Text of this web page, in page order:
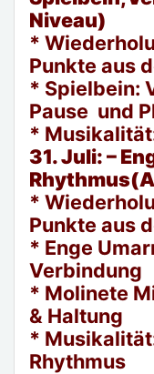
Niveau)
*
Punkte aus
* Spielbein:
Pause und
*
31. Juli: –
*
Punkte aus
* Enge
Verbindung
* Molinete
& Haltung
*
Rhythmus